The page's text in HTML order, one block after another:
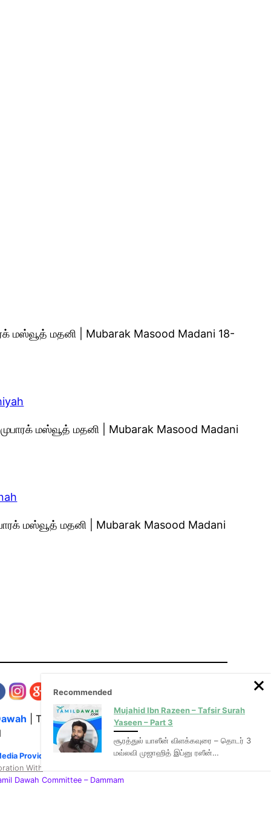
மஸ்வூத் மதனி | Mubarak Masood Madani 18-
மஸ்வூத் மதனி | Mubarak Masood Madani
மஸ்வூத் மதனி | Mubarak Masood Madani
| The Media Hub for Islamic Lectures
Provider of video & audio mp3 tamil bayans
With
Dawah Committee – Dammam
Recommended
Mujahid Ibn Razeen – Tafsir Surah
Yaseen – Part 3
சூரத்துல் யாஸீன் விளக்கவுரை – தொடர் 3
மவ்லவி முஜாஹித் இப்னு ரஸீன்…